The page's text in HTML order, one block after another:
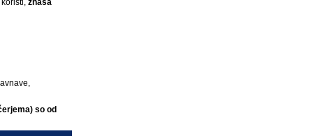
znaša
so od